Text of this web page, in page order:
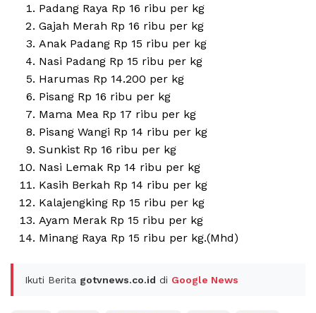
Padang Raya Rp 16 ribu per kg
Gajah Merah Rp 16 ribu per kg
Anak Padang Rp 15 ribu per kg
Nasi Padang Rp 15 ribu per kg
Harumas Rp 14.200 per kg
Pisang Rp 16 ribu per kg
Mama Mea Rp 17 ribu per kg
Pisang Wangi Rp 14 ribu per kg
Sunkist Rp 16 ribu per kg
Nasi Lemak Rp 14 ribu per kg
Kasih Berkah Rp 14 ribu per kg
Kalajengking Rp 15 ribu per kg
Ayam Merak Rp 15 ribu per kg
Minang Raya Rp 15 ribu per kg.(Mhd)
Ikuti Berita gotvnews.co.id di Google News